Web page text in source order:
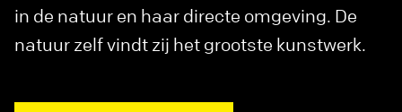
in de natuur en haar directe omgeving. De
natuur zelf vindt zij het grootste kunstwerk.